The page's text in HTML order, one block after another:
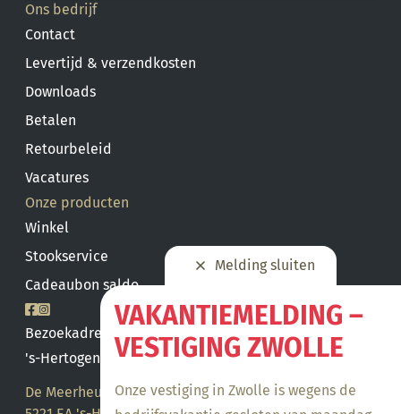
Melding sluiten
VAKANTIEMELDING –
VESTIGING ZWOLLE
Onze vestiging in Zwolle is wegens de
Ons bedrijf
Contact
Levertijd & verzendkosten
Downloads
Betalen
Retourbeleid
Vacatures
Onze producten
Winkel
Stookservice
Cadeaubon saldo
Bezoekadres
's-Hertogenbosch
De Meerheuvel 21